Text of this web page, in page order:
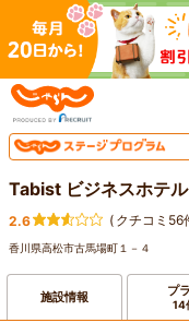
Tabist ビジネスホテ
2.6 ( クチコミ56
香川県高松市古馬場町１－４
施設情報 プ
14